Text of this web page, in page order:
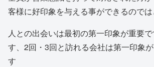
客様に好印象を与える事ができるので
人との出会いは最初の第一印象が重要
す、2回・3回と訪れる会社は第一印象
す